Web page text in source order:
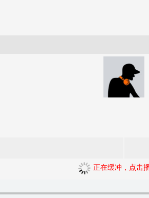
正在缓冲，点击